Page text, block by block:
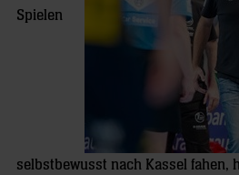
Spielen
selbstbewusst nach Kassel fahen,